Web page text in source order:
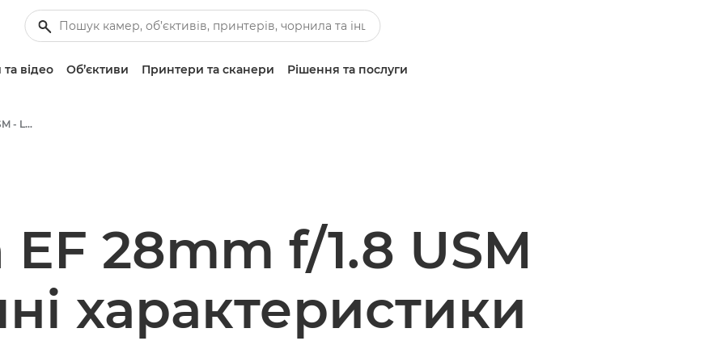
відео Об’єктиви Принтери та сканери Рішення та послуги
Canon EF 28mm f/1.8 USM - Lenses - Camera & Photo lenses
28mm f/1.8 USM
характеристики